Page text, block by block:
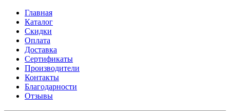
Главная
Каталог
Скидки
Оплата
Доставка
Сертификаты
Производители
Контакты
Благодарности
Отзывы